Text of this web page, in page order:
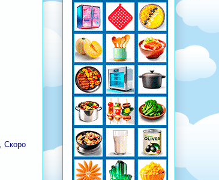
Скоро